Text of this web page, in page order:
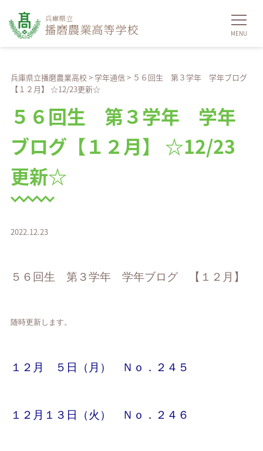
兵庫県立播磨農業高校> 学年通信> ５６回生 第３学年 学年ブログ
【１２月】 ☆12/23更新☆
５６回生 第３学年 学年
ブログ【１２月】 ☆12/23
更新☆
2022.12.23
５６回生 第３学年 学年ブログ 【１２月】
随時更新します。
１２月 ５日（月） Ｎｏ．２４５
１２月１３日（火） Ｎｏ．２４６